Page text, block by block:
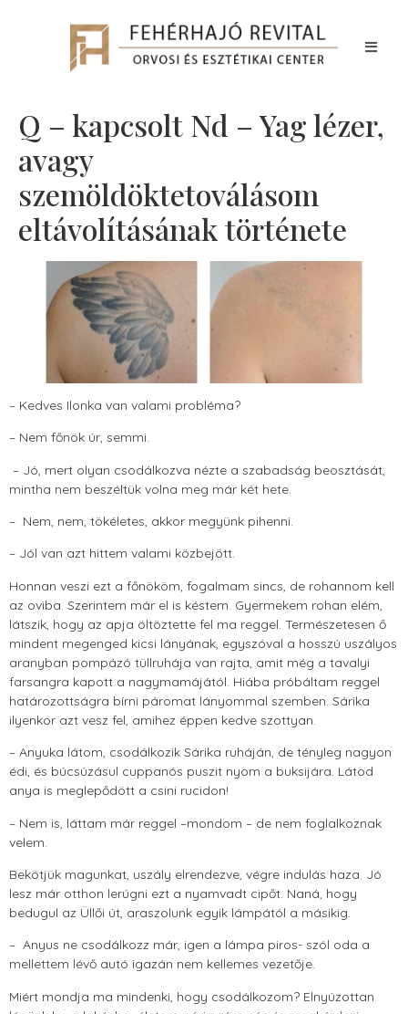
Q – kapcsolt Nd – Yag lézer,
avagy
szemöldöktetoválásom
eltávolításának története
– Kedves Ilonka van valami probléma?
– Nem főnök úr, semmi.
– Jó, mert olyan csodálkozva nézte a szabadság beosztását,
mintha nem beszéltük volna meg már két hete.
– Nem, nem, tökéletes, akkor megyünk pihenni.
– Jól van azt hittem valami közbejött.
Honnan veszi ezt a főnököm, fogalmam sincs, de rohannom kell
az oviba. Szerintem már el is késtem. Gyermekem rohan elém,
látszik, hogy az apja öltöztette fel ma reggel. Természetesen ő
mindent megenged kicsi lányának, egyszóval a hosszú uszályos
aranyban pompázó tüllruhája van rajta, amit még a tavalyi
farsangra kapott a nagymamájától. Hiába próbáltam reggel
határozottságra bírni páromat lányommal szemben. Sárika
ilyenkor azt vesz fel, amihez éppen kedve szottyan.
– Anyuka látom, csodálkozik Sárika ruháján, de tényleg nagyon
édi, és búcsúzásul cuppanós puszit nyom a buksijára. Látod
anya is meglepődött a csini rucidon!
– Nem is, láttam már reggel –mondom – de nem foglalkoznak
velem.
Bekötjük magunkat, uszály elrendezve, végre indulás haza. Jó
lesz már otthon lerúgni ezt a nyamvadt cipőt. Naná, hogy
bedugul az Üllői út, araszolunk egyik lámpától a másikig.
– Anyus ne csodálkozz már, igen a lámpa piros- szól oda a
mellettem lévő autó igazán nem kellemes vezetője.
Miért mondja ma mindenki, hogy csodálkozom? Elnyúzottan